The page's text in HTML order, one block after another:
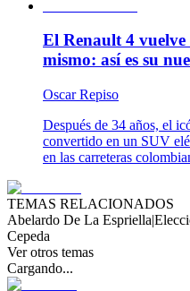
El Renault 4
mismo: así es su
Oscar Repiso
Después de 34 años, el
convertido en un SUV
en las carreteras
TEMAS RELACIONADOS
Abelardo De La Espriella|
Cepeda
Ver otros temas
Cargando...